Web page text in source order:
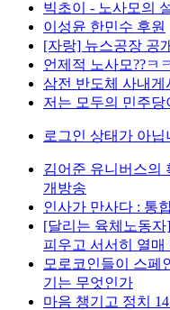
빅초이 - 노사모의
이성윤 한민수 후원
[자랑] 뉴스공장 공
언제적 노사모??ㅋ
삼전 반도체 사내게
저는 모두의 민주
로그인 상태가 아닙
김어준 유니버스의
개방송
인사가 만사다 : 통
[달리는 육체노동
피우고 서서히 열매
모로코인들이 스페
기는 무엇인가
마음 챙기고 정치